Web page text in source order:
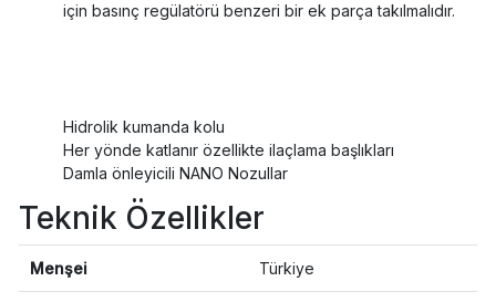
için basınç regülatörü benzeri bir ek parça takılmalıdır.
Hidrolik kumanda kolu
Her yönde katlanır özellikte ilaçlama başlıkları
Damla önleyicili NANO Nozullar
Teknik Özellikler
Menşei Türkiye